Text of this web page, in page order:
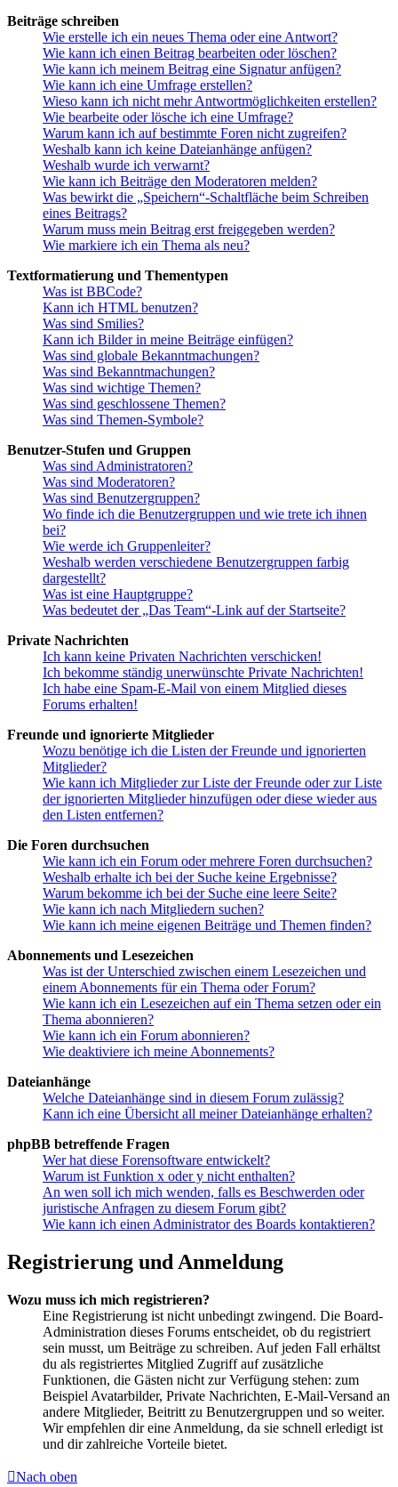
Beiträge schreiben
Wie erstelle ich ein neues Thema oder eine Antwort?
Wie kann ich einen Beitrag bearbeiten oder löschen?
Wie kann ich meinem Beitrag eine Signatur anfügen?
Wie kann ich eine Umfrage erstellen?
Wieso kann ich nicht mehr Antwortmöglichkeiten erstellen?
Wie bearbeite oder lösche ich eine Umfrage?
Warum kann ich auf bestimmte Foren nicht zugreifen?
Weshalb kann ich keine Dateianhänge anfügen?
Weshalb wurde ich verwarnt?
Wie kann ich Beiträge den Moderatoren melden?
Was bewirkt die „Speichern“-Schaltfläche beim Schreiben
eines Beitrags?
Warum muss mein Beitrag erst freigegeben werden?
Wie markiere ich ein Thema als neu?
Textformatierung und Thementypen
Was ist BBCode?
Kann ich HTML benutzen?
Was sind Smilies?
Kann ich Bilder in meine Beiträge einfügen?
Was sind globale Bekanntmachungen?
Was sind Bekanntmachungen?
Was sind wichtige Themen?
Was sind geschlossene Themen?
Was sind Themen-Symbole?
Benutzer-Stufen und Gruppen
Was sind Administratoren?
Was sind Moderatoren?
Was sind Benutzergruppen?
Wo finde ich die Benutzergruppen und wie trete ich ihnen
bei?
Wie werde ich Gruppenleiter?
Weshalb werden verschiedene Benutzergruppen farbig
dargestellt?
Was ist eine Hauptgruppe?
Was bedeutet der „Das Team“-Link auf der Startseite?
Private Nachrichten
Ich kann keine Privaten Nachrichten verschicken!
Ich bekomme ständig unerwünschte Private Nachrichten!
Ich habe eine Spam-E-Mail von einem Mitglied dieses
Forums erhalten!
Freunde und ignorierte Mitglieder
Wozu benötige ich die Listen der Freunde und ignorierten
Mitglieder?
Wie kann ich Mitglieder zur Liste der Freunde oder zur Liste
der ignorierten Mitglieder hinzufügen oder diese wieder aus
den Listen entfernen?
Die Foren durchsuchen
Wie kann ich ein Forum oder mehrere Foren durchsuchen?
Weshalb erhalte ich bei der Suche keine Ergebnisse?
Warum bekomme ich bei der Suche eine leere Seite?
Wie kann ich nach Mitgliedern suchen?
Wie kann ich meine eigenen Beiträge und Themen finden?
Abonnements und Lesezeichen
Was ist der Unterschied zwischen einem Lesezeichen und
einem Abonnements für ein Thema oder Forum?
Wie kann ich ein Lesezeichen auf ein Thema setzen oder ein
Thema abonnieren?
Wie kann ich ein Forum abonnieren?
Wie deaktiviere ich meine Abonnements?
Dateianhänge
Welche Dateianhänge sind in diesem Forum zulässig?
Kann ich eine Übersicht all meiner Dateianhänge erhalten?
phpBB betreffende Fragen
Wer hat diese Forensoftware entwickelt?
Warum ist Funktion x oder y nicht enthalten?
An wen soll ich mich wenden, falls es Beschwerden oder
juristische Anfragen zu diesem Forum gibt?
Wie kann ich einen Administrator des Boards kontaktieren?
Registrierung und Anmeldung
Wozu muss ich mich registrieren?
Eine Registrierung ist nicht unbedingt zwingend. Die Board-
Administration dieses Forums entscheidet, ob du registriert
sein musst, um Beiträge zu schreiben. Auf jeden Fall erhältst
du als registriertes Mitglied Zugriff auf zusätzliche
Funktionen, die Gästen nicht zur Verfügung stehen: zum
Beispiel Avatarbilder, Private Nachrichten, E-Mail-Versand an
andere Mitglieder, Beitritt zu Benutzergruppen und so weiter.
Wir empfehlen dir eine Anmeldung, da sie schnell erledigt ist
und dir zahlreiche Vorteile bietet.
Nach oben